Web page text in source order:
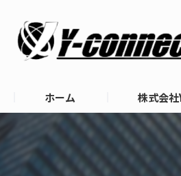
ホーム 株式会
代表あいさつ